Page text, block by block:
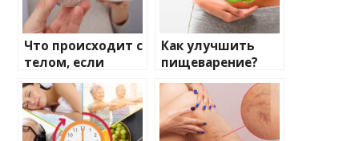
Что происходит с
телом, если
отказаться от
сахара?
Как улучшить
пищеварение?